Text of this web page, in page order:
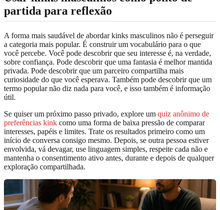
partida para reflexão
A forma mais saudável de abordar kinks masculinos não é perseguir
a categoria mais popular. É construir um vocabulário para o que
você percebe. Você pode descobrir que seu interesse é, na verdade,
sobre confiança. Pode descobrir que uma fantasia é melhor mantida
privada. Pode descobrir que um parceiro compartilha mais
curiosidade do que você esperava. Também pode descobrir que um
termo popular não diz nada para você, e isso também é informação
útil.
Se quiser um próximo passo privado, explore um quiz anônimo de
preferências kink como uma forma de baixa pressão de comparar
interesses, papéis e limites. Trate os resultados primeiro como um
início de conversa consigo mesmo. Depois, se outra pessoa estiver
envolvida, vá devagar, use linguagem simples, respeite cada não e
mantenha o consentimento ativo antes, durante e depois de qualquer
exploração compartilhada.